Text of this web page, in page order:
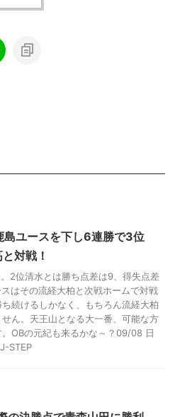
ユースを下し6連勝で3位
対戦！
2位清水とは勝ち点差は9、得失点差
はその流経大柏と次戦ホームで対戦
続けるしかなく、もちろん流経大柏
ん。天王山となる大一番、可能な方
OBの元紀も来るかな～？09/08 日
STEP